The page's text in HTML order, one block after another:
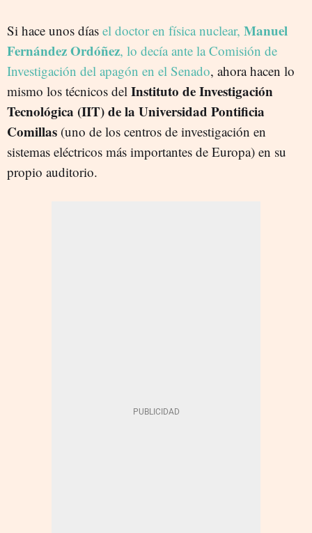
Si hace unos días el doctor en física nuclear, Manuel
Fernández Ordóñez, lo decía ante la Comisión de
Investigación del apagón en el Senado, ahora hacen lo
mismo los técnicos del Instituto de Investigación
Tecnológica (IIT) de la Universidad Pontificia
Comillas (uno de los centros de investigación en
sistemas eléctricos más importantes de Europa) en su
propio auditorio.